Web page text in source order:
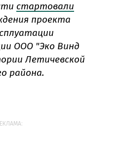
стартовали
проекта
ООО "Эко Винд
Летичевской
района.